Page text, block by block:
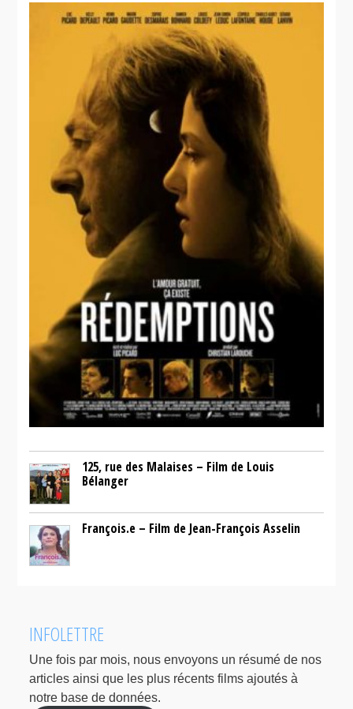
125, rue des Malaises – Film de Louis
Bélanger
François.e – Film de Jean-François Asselin
INFOLETTRE
Une fois par mois, nous envoyons un résumé de nos
articles ainsi que les plus récents films ajoutés à
notre base de données.